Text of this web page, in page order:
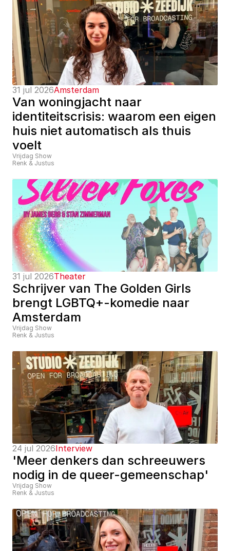
31 jul 2026Amsterdam
Van woningjacht naar
identiteitscrisis: waarom een eigen
huis niet automatisch als thuis
voelt
Vrijdag Show
Renk & Justus
31 jul 2026Theater
Schrijver van The Golden Girls
brengt LGBTQ+-komedie naar
Amsterdam
Vrijdag Show
Renk & Justus
24 jul 2026Interview
'Meer denkers dan schreeuwers
nodig in de queer-gemeenschap'
Vrijdag Show
Renk & Justus